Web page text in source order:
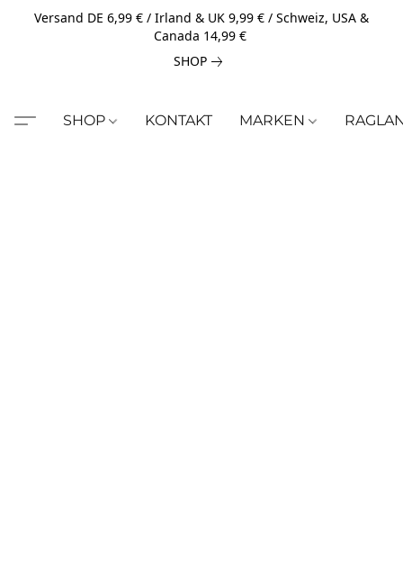
Versand DE 6,99 € / Irland & UK 9,99 € / Schweiz, USA &
Canada 14,99 €
SHOP
SHOP KONTAKT MARKEN